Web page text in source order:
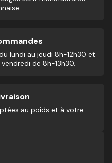
lundi au jeudi 8h-12h30 et
de 8h-13h30.
au poids et à votre